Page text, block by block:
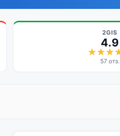
2GIS
4.9
57 отз.